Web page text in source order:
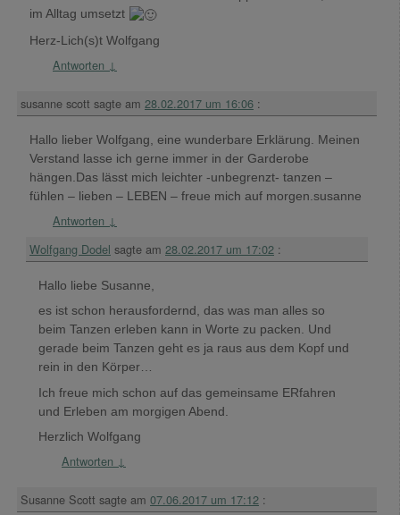
im Alltag umsetzt
Herz-Lich(s)t Wolfgang
Antworten ↓
susanne scott sagte am 28.02.2017 um 16:06 :
Hallo lieber Wolfgang, eine wunderbare Erklärung. Meinen
Verstand lasse ich gerne immer in der Garderobe
hängen.Das lässt mich leichter -unbegrenzt- tanzen –
fühlen – lieben – LEBEN – freue mich auf morgen.susanne
Antworten ↓
Wolfgang Dodel sagte am 28.02.2017 um 17:02 :
Hallo liebe Susanne,
es ist schon herausfordernd, das was man alles so
beim Tanzen erleben kann in Worte zu packen. Und
gerade beim Tanzen geht es ja raus aus dem Kopf und
rein in den Körper…
Ich freue mich schon auf das gemeinsame ERfahren
und Erleben am morgigen Abend.
Herzlich Wolfgang
Antworten ↓
Susanne Scott sagte am 07.06.2017 um 17:12 :